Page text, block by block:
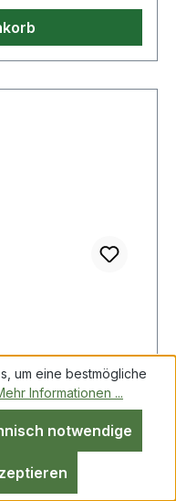
MMS
Innengewind
4 " TEGUMA
um eine bestmögliche
Informationen ...
notwendige